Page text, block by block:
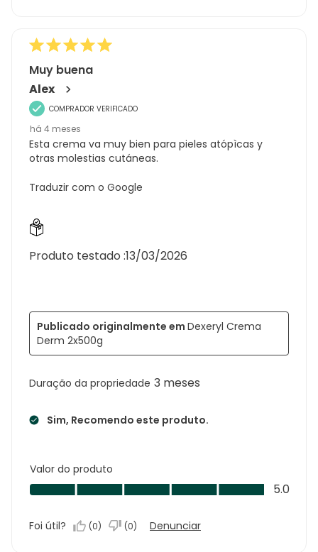
Muy buena
Alex
COMPRADOR VERIFICADO
há 4 meses
Esta crema va muy bien para pieles atópìcas y
otras molestias cutáneas.
Traduzir com o Google
Duração da propriedade 3 meses
Sim, Recomendo este produto.
Produto testado :13/03/2026
Publicado originalmente em Dexeryl Crema
Derm 2x500g
Valor do produto
Valor
do
5.0
5.0
Foi útil? (0) (0) Denunciar